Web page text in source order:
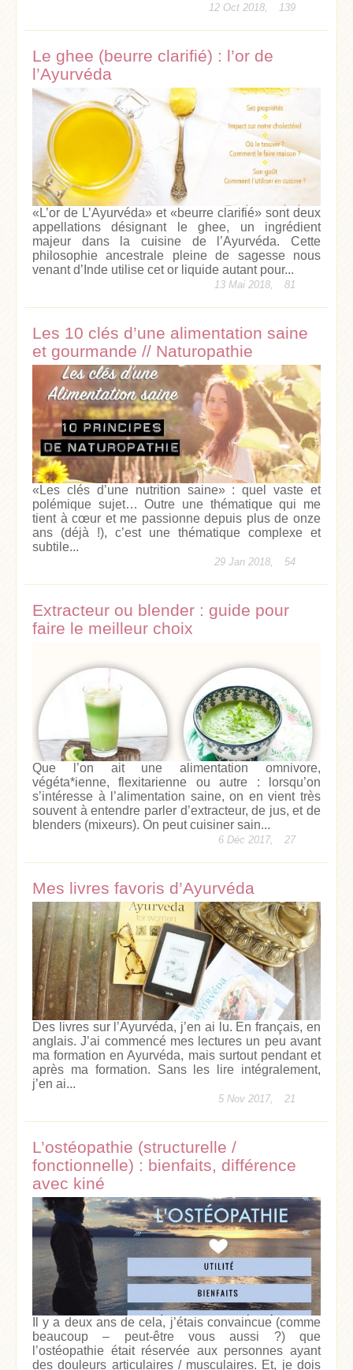
12 Oct 2018, 139
Le ghee (beurre clarifié) : l’or de
l’Ayurvéda
«L’or de L’Ayurvéda» et «beurre clarifié» sont deux
appellations désignant le ghee, un ingrédient
majeur dans la cuisine de l’Ayurvéda. Cette
philosophie ancestrale pleine de sagesse nous
venant d’Inde utilise cet or liquide autant pour...
13 Mai 2018, 81
Les 10 clés d’une alimentation saine
et gourmande // Naturopathie
«Les clés d’une nutrition saine» : quel vaste et
polémique sujet… Outre une thématique qui me
tient à cœur et me passionne depuis plus de onze
ans (déjà !), c’est une thématique complexe et
subtile...
29 Jan 2018, 54
Extracteur ou blender : guide pour
faire le meilleur choix
Que l’on ait une alimentation omnivore,
végéta*ienne, flexitarienne ou autre : lorsqu’on
s’intéresse à l’alimentation saine, on en vient très
souvent à entendre parler d’extracteur, de jus, et de
blenders (mixeurs). On peut cuisiner sain...
6 Déc 2017, 27
Mes livres favoris d’Ayurvéda
Des livres sur l’Ayurvéda, j’en ai lu. En français, en
anglais. J’ai commencé mes lectures un peu avant
ma formation en Ayurvéda, mais surtout pendant et
après ma formation. Sans les lire intégralement,
j’en ai...
5 Nov 2017, 21
L’ostéopathie (structurelle /
fonctionnelle) : bienfaits, différence
avec kiné
Il y a deux ans de cela, j’étais convaincue (comme
beaucoup – peut-être vous aussi ?) que
l’ostéopathie était réservée aux personnes ayant
des douleurs articulaires / musculaires. Et, je dois